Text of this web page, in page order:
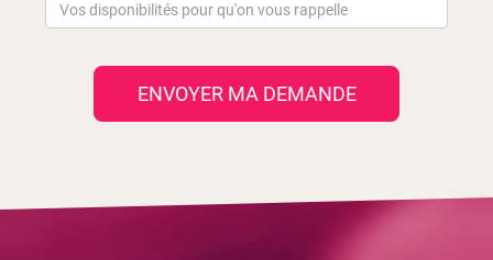
ENVOYER MA DEMANDE